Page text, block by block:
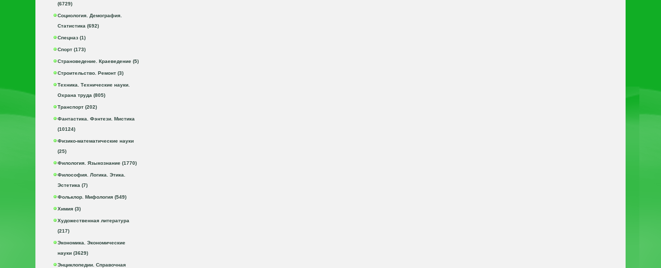
(6729)
Социология. Демография.
Статистика (692)
Спецназ (1)
Спорт (173)
Страноведение. Краеведение (5)
Строительство. Ремонт (3)
Техника. Технические науки.
Охрана труда (805)
Транспорт (202)
Фантастика. Фэнтези. Мистика
(10124)
Физико-математические науки
(25)
Филология. Языкознание (1770)
Философия. Логика. Этика.
Эстетика (7)
Фольклор. Мифология (549)
Химия (3)
Художественная литература
(217)
Экономика. Экономические
науки (3629)
Энциклопедии. Справочная